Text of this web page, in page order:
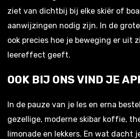
ziet van dichtbij bij elke skiër of
aanwijzingen nodig zijn. In de
ook precies hoe je beweging er uit
leereffect geeft.
OOK BIJ ONS VIND JE
In de pauze van je les en erna
gezellige, moderne skibar koffie,
limonade en lekkers. En wat dacht